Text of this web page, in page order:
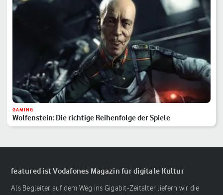
GAMING
Wolfenstein: Die richtige Reihenfolge der Spiele
featured ist Vodafones Magazin für digitale Kultur
Als Begleiter auf dem Weg ins Gigabit-Zeitalter liefern wir die